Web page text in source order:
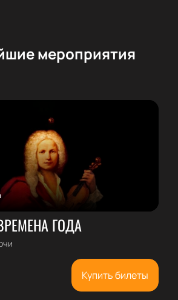
мероприятия
ГОДА
Купить билеты